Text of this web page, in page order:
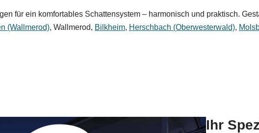
für ein komfortables Schattensystem – harmonisch und praktisch.
(Wallmerod), Wallmerod, Bilkheim, Herschbach (Oberwesterwald),
Ihr